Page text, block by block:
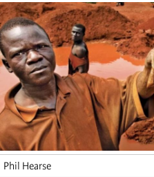
Phil Hearse